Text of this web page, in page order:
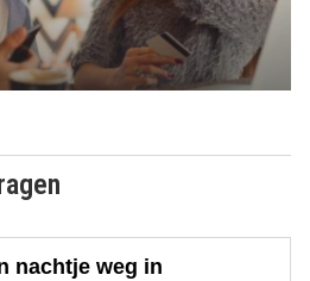
nachtje weg in